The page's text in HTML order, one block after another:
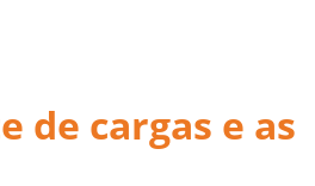
de cargas e as